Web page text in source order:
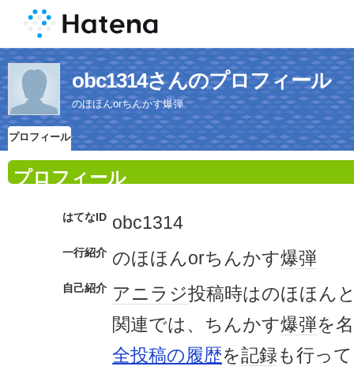
obc1314さんのプロフィール
のほほんorちんかす爆弾
プロフィール
プロフィール
はてなID obc1314
一行紹介 のほほんorちんかす爆弾
自己紹介 アニラジ投稿時はのほほん
関連では、ちんかす爆弾を
全投稿の履歴を記録も行っ